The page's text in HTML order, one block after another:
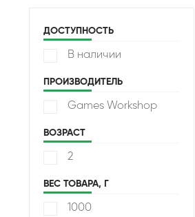
ДОСТУПНОСТЬ
В наличии
ПРОИЗВОДИТЕЛЬ
Games Workshop
ВОЗРАСТ
2
ВЕС ТОВАРА, Г
1000